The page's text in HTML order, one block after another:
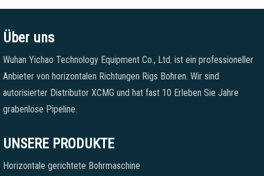
Über uns
Wuhan Yichao Technology Equipment Co., Ltd. ist ein professioneller
Anbieter von horizontalen Richtungen Rigs Bohren. Wir sind
autorisierter Distributor XCMG und hat fast 10 Erleben Sie Jahre
grabenlose Pipeline.
UNSERE PRODUKTE
Horizontale gerichtete Bohrmaschine